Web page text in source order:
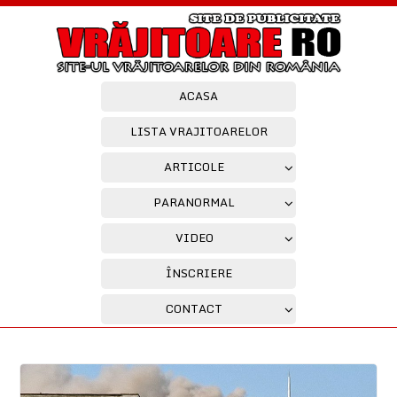
ACASA
LISTA VRAJITOARELOR
ARTICOLE
PARANORMAL
VIDEO
ÎNSCRIERE
CONTACT